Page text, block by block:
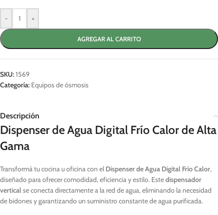
- +
AGREGAR AL CARRITO
SKU:1569
Categoría: Equipos de ósmosis
Descripción
Dispenser de Agua Digital Frío Calor de Alta
Gama
Transformá tu cocina u oficina con el Dispenser de Agua Digital Frío Calor,
diseñado para ofrecer comodidad, eficiencia y estilo. Estedispensador
verticalse conecta directamente a la red de agua, eliminando la necesidad
de bidones y garantizando un suministro constante de agua purificada.